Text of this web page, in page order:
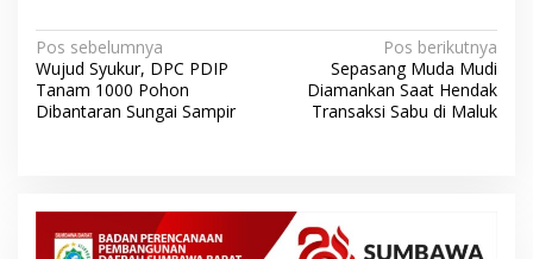
N
a
v
a
Pos sebelumnya
Wujud Syukur, DPC PDIP
Tanam 1000 Pohon
Dibantaran Sungai Sampir
Pos berikutnya
Sepasang Muda Mudi
Diamankan Saat Hendak
Transaksi Sabu di Maluk